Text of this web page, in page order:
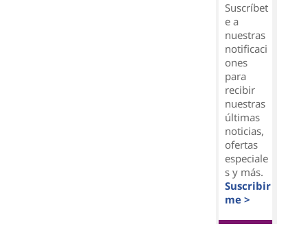
Suscríbet
e a
nuestras
notificaci
ones
para
recibir
nuestras
últimas
noticias,
ofertas
especiale
s y más.
Suscribir
me >